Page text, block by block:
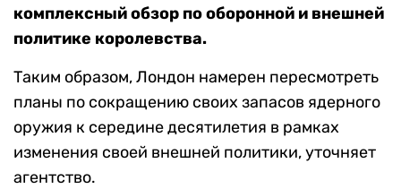
комплексный обзор по оборонной и внешней
политике королевства.
Таким образом, Лондон намерен пересмотреть
планы по сокращению своих запасов ядерного
оружия к середине десятилетия в рамках
изменения своей внешней политики, уточняет
агентство.